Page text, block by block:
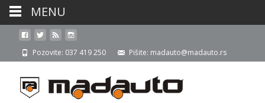
Pozovite: 037 419 250 Pišite: madauto@madauto.rs
MENU